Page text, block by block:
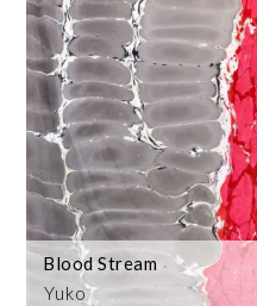
Yuko
Blood Stream